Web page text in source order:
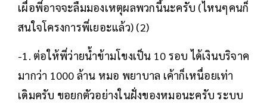
เผื่อพี่อาจจะลืมมองเหตุผลพวกนี้นะครับ (ไหนๆคนก็
สนใจโครงการพี่เยอะแล้ว) (2)
-1. ต่อให้พี่ว่ายน้ำข้ามโขงเป็น 10 รอบ ได้เงินบริจาค
มากว่า 1000 ล้าน หมอ พยาบาล เค้าก็เหนื่อยเท่า
เดิมครับ ขอยกตัวอย่างในฝั่งของหมอนะครับ ระบบ